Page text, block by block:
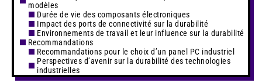
modèles
Durée de vie des composants électroniques
Impact des ports de connectivité sur la durabilité
Environnements de travail et leur influence sur la durabilité
Recommandations
Recommandations pour le choix d’un panel PC industriel
Perspectives d’avenir sur la durabilité des technologies
industrielles